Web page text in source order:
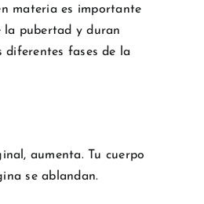
materia es importante
la pubertad y duran
diferentes fases de la
aumenta. Tu cuerpo
se ablandan.